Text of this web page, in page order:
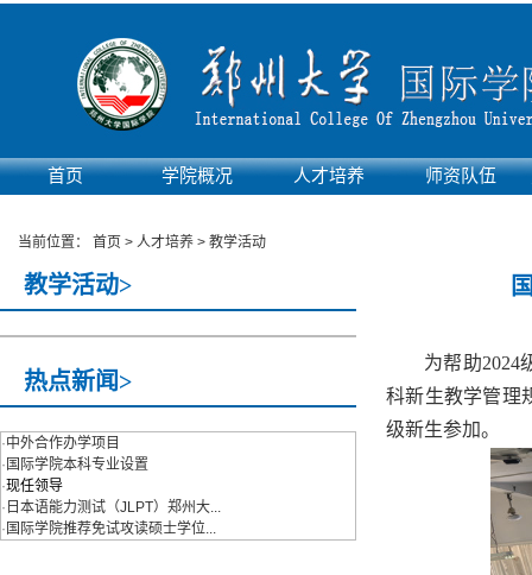
首页 学院概况 人才培养 师资队伍
当前位置： 首页 > 人才培养 > 教学活动
教学活动>
热点新闻>
·中外合作办学项目
· 国际学院本科专业设置
·现任领导
· 日本语能力测试（JLPT）郑州大...
· 国际学院推荐免试攻读硕士学位...
为帮助2024
科新生教学管理
级新生参加。